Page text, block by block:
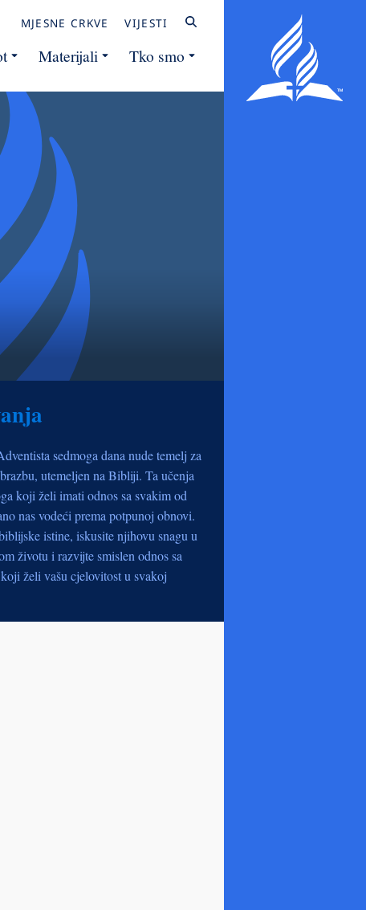
MJESNE CRKVE VIJESTI
Materijali Tko smo
sedmoga dana nude temelj za
utemeljen na Bibliji. Ta učenja
koji želi imati odnos sa svakim od
nas vodeći prema potpunoj obnovi.
istine, iskusite njihovu snagu u
životu i razvijte smislen odnos sa
želi vašu cjelovitost u svakoj